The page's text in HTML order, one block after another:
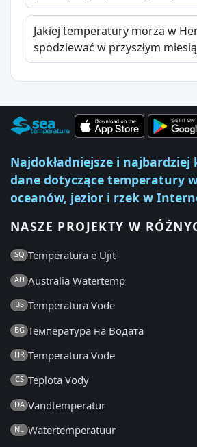
Jakiej temperatury morza w
spodziewać w przyszłym
Najdokładniejsze i najbardziej
dane dotyczące temperatury
oceanów, jezior i rzek w
NASZE PROJEKTY W
SQ Temperatura e Ujit
AU Australia Watertemp
BS Temperatura Vode
BG Температура на Водата
HR Temperatura Vode
CS Teplota Vody
DA Vandtemperatur
NL Watertemperatuur